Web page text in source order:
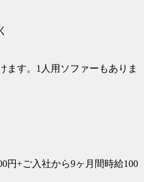
ます。1人用ソファーもありま
円+ご入社から9ヶ月間時給100